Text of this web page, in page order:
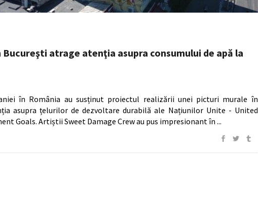
atrage atenţia asupra consumului de apă la
în România au susținut proiectul realizării unei picturi murale în
asupra țelurilor de dezvoltare durabilă ale Națiunilor Unite - United
Goals. Artiștii Sweet Damage Crew au pus impresionant în